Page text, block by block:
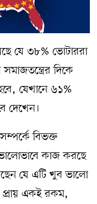
যে ৩৮% ভোটাররা
দিকে
যেখানে ৬১%
দেখেন।
বিভক্ত
ভালোভাবে কাজ করছে
যে এটি খুব ভালো
প্রায় একই রকম,